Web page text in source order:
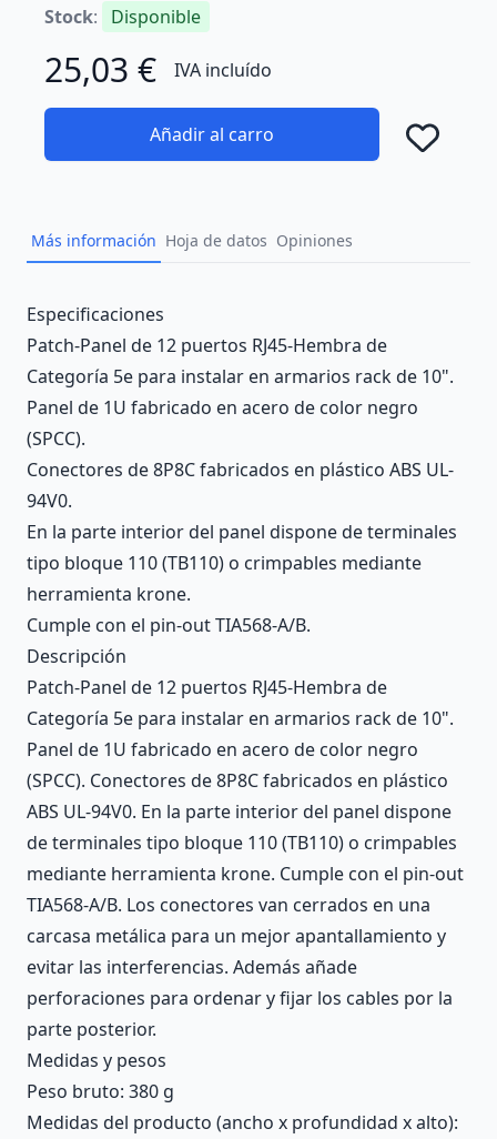
Stock: Disponible
25,03 € IVA incluído
Añadir al carro
Más información Hoja de datos Opiniones
Description
Especificaciones
Patch-Panel de 12 puertos RJ45-Hembra de
Categoría 5e para instalar en armarios rack de 10".
Panel de 1U fabricado en acero de color negro
(SPCC).
Conectores de 8P8C fabricados en plástico ABS UL-
94V0.
En la parte interior del panel dispone de terminales
tipo bloque 110 (TB110) o crimpables mediante
herramienta krone.
Cumple con el pin-out TIA568-A/B.
Descripción
Patch-Panel de 12 puertos RJ45-Hembra de
Categoría 5e para instalar en armarios rack de 10".
Panel de 1U fabricado en acero de color negro
(SPCC). Conectores de 8P8C fabricados en plástico
ABS UL-94V0. En la parte interior del panel dispone
de terminales tipo bloque 110 (TB110) o crimpables
mediante herramienta krone. Cumple con el pin-out
TIA568-A/B. Los conectores van cerrados en una
carcasa metálica para un mejor apantallamiento y
evitar las interferencias. Además añade
perforaciones para ordenar y fijar los cables por la
parte posterior.
Medidas y pesos
Peso bruto: 380 g
Medidas del producto (ancho x profundidad x alto):